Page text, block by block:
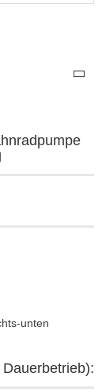
unten